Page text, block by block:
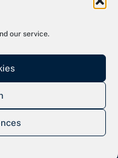
our service.